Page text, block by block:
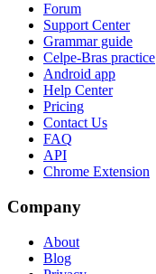
Forum
Support Center
Grammar guide
Celpe-Bras practice
Android app
Help Center
Pricing
Contact Us
FAQ
API
Chrome Extension
Company
About
Blog